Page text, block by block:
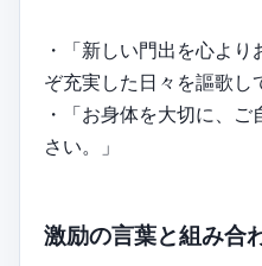
・「新しい門出を心よ
ぞ充実した日々を謳歌し
・「お身体を大切に、
さい。」
激励の言葉と組み合